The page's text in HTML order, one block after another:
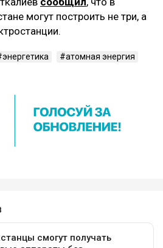
могут построить не три, а
энергетика атомная энергия